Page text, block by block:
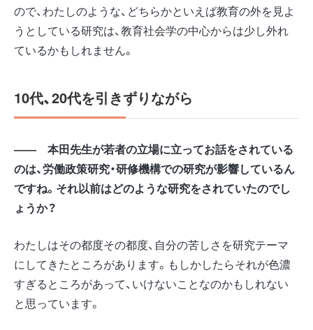
ので、わたしのような、どちらかといえば教育の外を見よ
うとしている研究は、教育社会学の中心からは少し外れ
ているかもしれません。
10代、20代を引きずりながら
―― 本田先生が若者の立場に立ってお話をされている
のは、労働政策研究・研修機構での研究が影響しているん
ですね。それ以前はどのような研究をされていたのでし
ょうか？
わたしはその都度その都度、自分の苦しさを研究テーマ
にしてきたところがあります。もしかしたらそれが色濃
すぎるところがあって、いけないことなのかもしれない
と思っています。